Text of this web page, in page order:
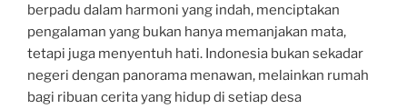
berpadu dalam harmoni yang indah, menciptakan
pengalaman yang bukan hanya memanjakan mata,
tetapi juga menyentuh hati. Indonesia bukan sekadar
negeri dengan panorama menawan, melainkan rumah
bagi ribuan cerita yang hidup di setiap desa